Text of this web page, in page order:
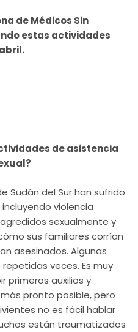
de Médicos Sin
estas actividades
de asistencia
Sudán del Sur han sufrido
violencia
sexualmente y
sus familiares corrían
asesinados. Algunas
veces. Es muy
primeros auxilios y
pronto posible, pero
no es fácil hablar
están traumatizados